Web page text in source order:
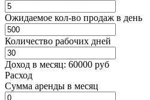
Ожидаемое кол-во продаж в день
Количество рабочих дней
Доход в месяц: 60000 руб
Расход
Cумма аренды в месяц